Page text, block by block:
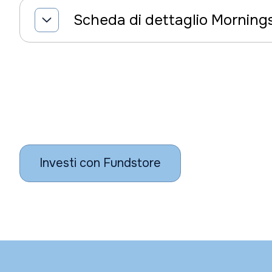
Scheda di dettaglio
Investi con Fundstore